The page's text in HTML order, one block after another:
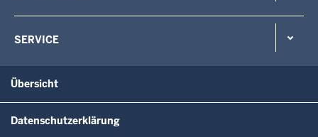
SERVICE
Übersicht
Datenschutzerklärung